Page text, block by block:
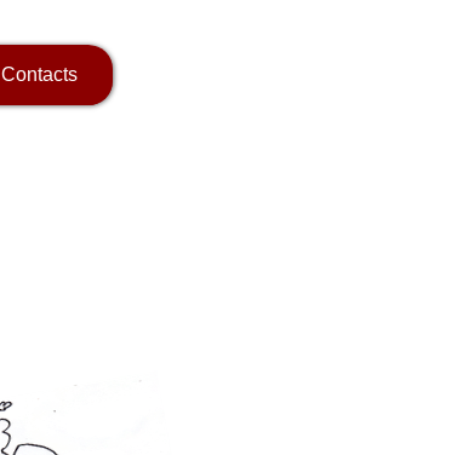
Contacts